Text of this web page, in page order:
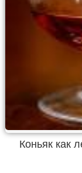
Коньяк как